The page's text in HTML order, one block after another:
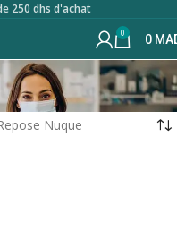
250 dhs d'achat
0 0
Nuque